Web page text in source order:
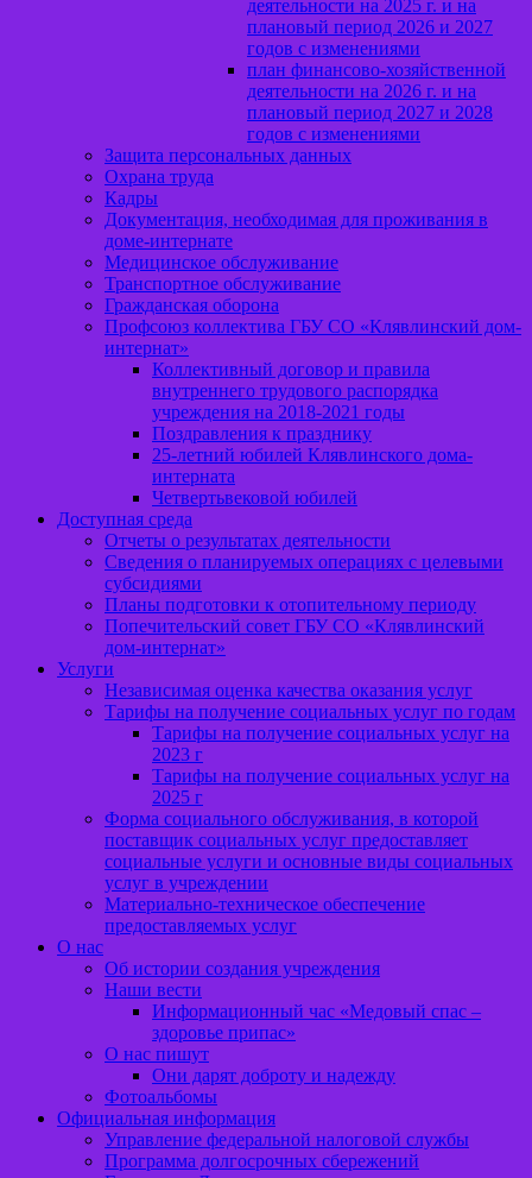
деятельности на 2025 г. и на
плановый период 2026 и 2027
годов с изменениями
план финансово-хозяйственной
деятельности на 2026 г. и на
плановый период 2027 и 2028
годов с изменениями
Защита персональных данных
Охрана труда
Кадры
Документация, необходимая для проживания в
доме-интернате
Медицинское обслуживание
Транспортное обслуживание
Гражданская оборона
Профсоюз коллектива ГБУ СО «Клявлинский дом-
интернат»
Коллективный договор и правила
внутреннего трудового распорядка
учреждения на 2018-2021 годы
Поздравления к празднику
25-летний юбилей Клявлинского дома-
интерната
Четвертьвековой юбилей
Доступная среда
Отчеты о результатах деятельности
Сведения о планируемых операциях с целевыми
субсидиями
Планы подготовки к отопительному периоду
Попечительский совет ГБУ СО «Клявлинский
дом-интернат»
Услуги
Независимая оценка качества оказания услуг
Тарифы на получение социальных услуг по годам
Тарифы на получение социальных услуг на
2023 г
Тарифы на получение социальных услуг на
2025 г
Форма социального обслуживания, в которой
поставщик социальных услуг предоставляет
социальные услуги и основные виды социальных
услуг в учреждении
Материально-техническое обеспечение
предоставляемых услуг
О нас
Об истории создания учреждения
Наши вести
Информационный час «Медовый спас –
здоровье припас»
О нас пишут
Они дарят доброту и надежду
Фотоальбомы
Официальная информация
Управление федеральной налоговой службы
Программа долгосрочных сбережений